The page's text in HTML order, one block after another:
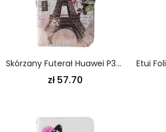
Skórzany Futerał Huawei P30 Etui Na Telefon Wieża Eiffla W Stylu Retro
zł 57.70